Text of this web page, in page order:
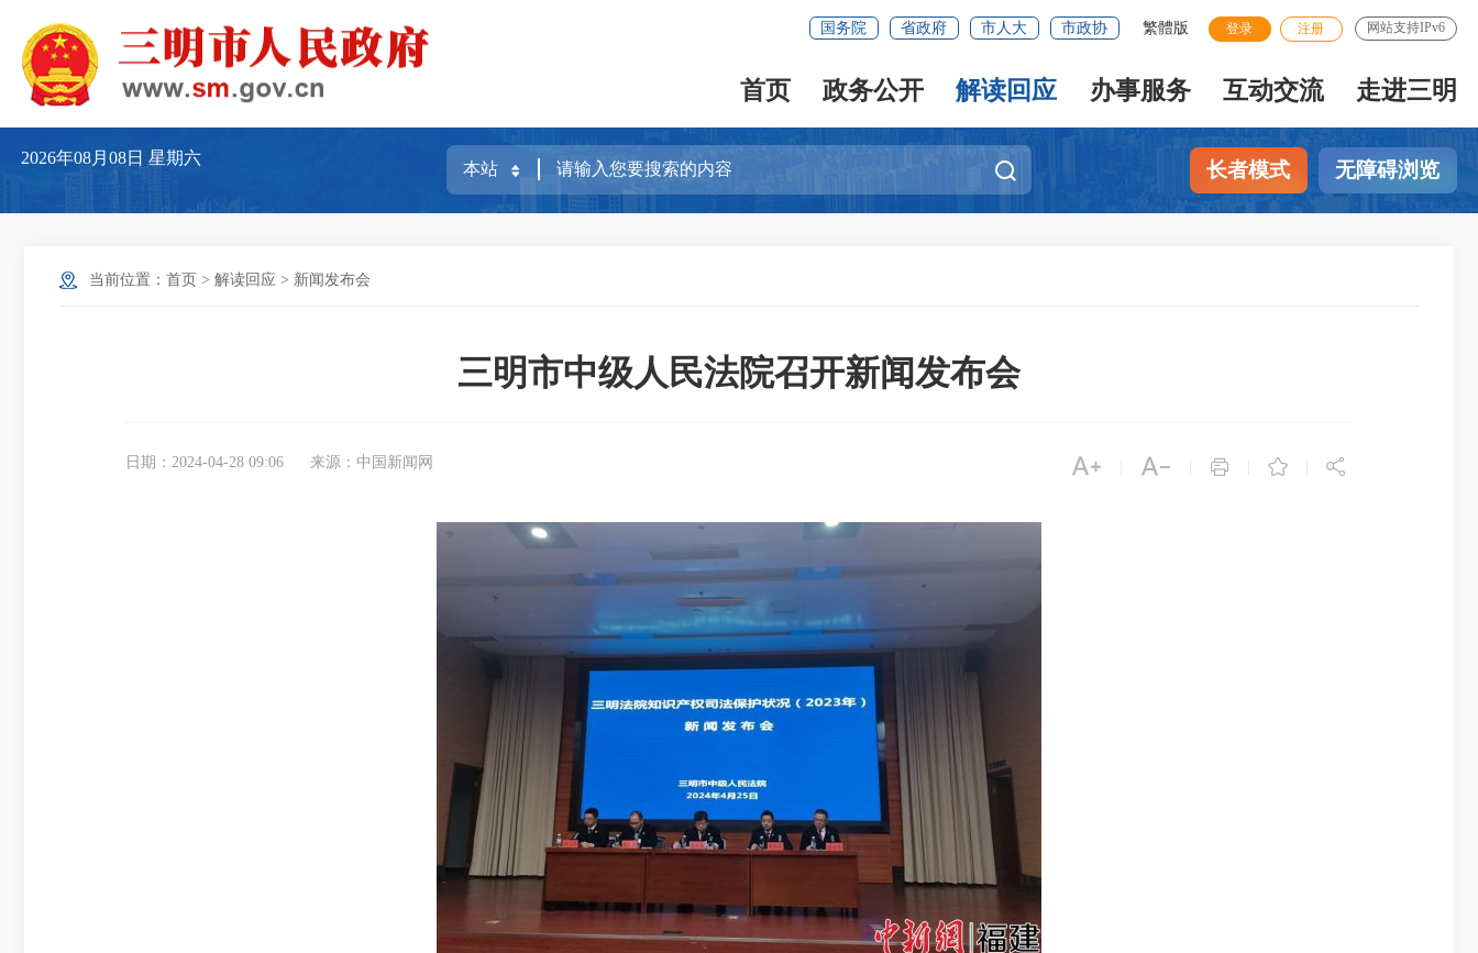
国务院 省政府 市人大 市政协 繁體版 登录 注册 网站支持IPv6
首页 政务公开 解读回应 办事服务 互动交流 走进三明
2026年08月08日星期六
长者模式 无障碍浏览
当前位置： 首页 > 解读回应 > 新闻发布会
三明市中级人民法院召开新闻发布会
日期：2024-04-28 09:06 来源：中国新闻网     